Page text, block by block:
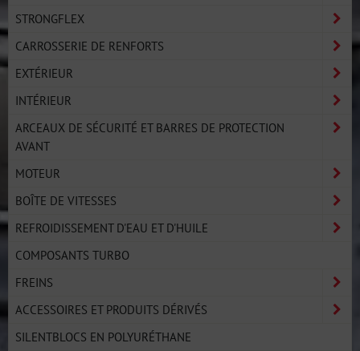
STRONGFLEX
CARROSSERIE DE RENFORTS
EXTÉRIEUR
INTÉRIEUR
ARCEAUX DE SÉCURITÉ ET BARRES DE PROTECTION
AVANT
MOTEUR
BOÎTE DE VITESSES
REFROIDISSEMENT D'EAU ET D'HUILE
COMPOSANTS TURBO
FREINS
ACCESSOIRES ET PRODUITS DÉRIVÉS
SILENTBLOCS EN POLYURÉTHANE